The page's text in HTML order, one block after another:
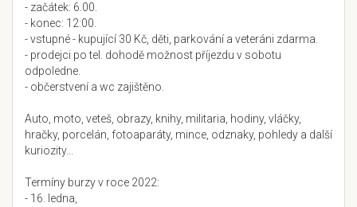
- začátek: 6.00.
- konec: 12:00.
- vstupné - kupující 30 Kč, děti, parkování a veteráni zdarma.
- prodejci po tel. dohodě možnost příjezdu v sobotu
odpoledne.
- občerstvení a wc zajištěno.
Auto, moto, veteš, obrazy, knihy, militaria, hodiny, vláčky,
hračky, porcelán, fotoaparáty, mince, odznaky, pohledy a další
kuriozity...
Termíny burzy v roce 2022:
- 16. ledna,